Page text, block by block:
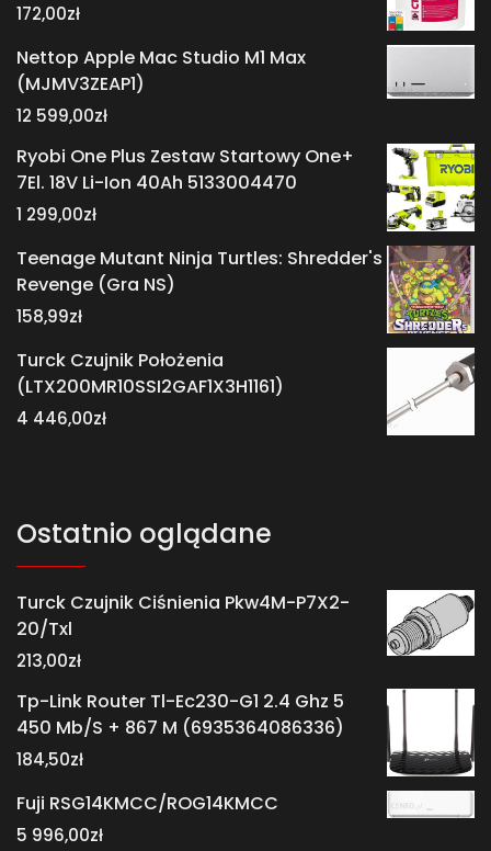
172,00zł
Nettop Apple Mac Studio M1 Max
(MJMV3ZEAP1)
12 599,00zł
Ryobi One Plus Zestaw Startowy One+
7El. 18V Li-Ion 40Ah 5133004470
1 299,00zł
Teenage Mutant Ninja Turtles: Shredder's
Revenge (Gra NS)
158,99zł
Turck Czujnik Położenia
(LTX200MR10SSI2GAF1X3H1161)
4 446,00zł
Ostatnio oglądane
Turck Czujnik Ciśnienia Pkw4M-P7X2-
20/Txl
213,00zł
Tp-Link Router Tl-Ec230-G1 2.4 Ghz 5
450 Mb/S + 867 M (6935364086336)
184,50zł
Fuji RSG14KMCC/ROG14KMCC
5 996,00zł